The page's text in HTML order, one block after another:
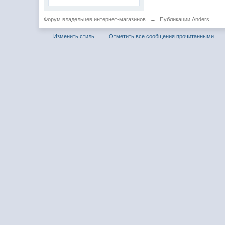
Форум владельцев интернет-магазинов → Публикации Anders
Изменить стиль Отметить все сообщения прочитанными